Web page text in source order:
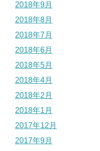
2018年9月
2018年8月
2018年7月
2018年6月
2018年5月
2018年4月
2018年2月
2018年1月
2017年12月
2017年9月